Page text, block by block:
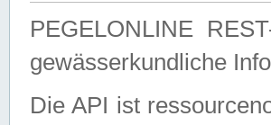
PEGELONLINE
gewässerkundliche
Die API ist